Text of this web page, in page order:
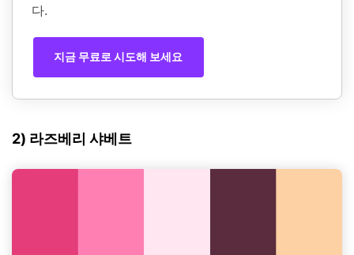
다.
지금 무료로 시도해 보세요
2) 라즈베리 샤베트